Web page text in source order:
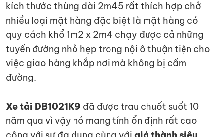
kích thước thùng dài 2m45 rất thích hợp chở
nhiều loại mặt hàng đặc biệt là mặt hàng có
quy cách khổ 1m2 x 2m4 chạy được cả những
tuyến đường nhỏ hẹp trong nội ô thuận tiện cho
việc giao hàng khắp nơi mà không bị cấm
đường.
Xe tải DB1021K9 đã được trau chuốt suốt 10
năm qua vì vậy nó mang tính ổn định rất cao